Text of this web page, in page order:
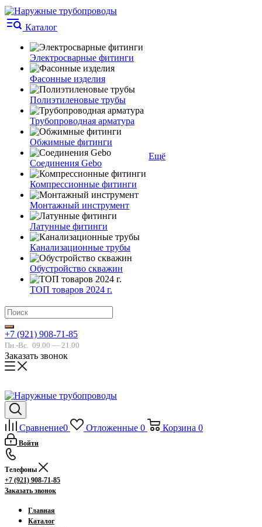
Каталог
Электросварные фитинги
Фасонные изделия
Полиэтиленовые трубы
Трубопроводная арматура
Обжимные фитинги
Соединения Gebo
Компрессионные фитинги
Монтажный инструмент
Латунные фитинги
Канализационные трубы
Обустройство скважин
ТОП товаров 2024 г.
Ещё
+7 (921) 908-71-85
Пн.-Вс. 09.00 — 21.00
Заказать звонок
Сравнение0 Отложенные 0 Корзина 0
Войти
Телефоны
+7 (921) 908-71-85
Заказать звонок
Главная
Каталог